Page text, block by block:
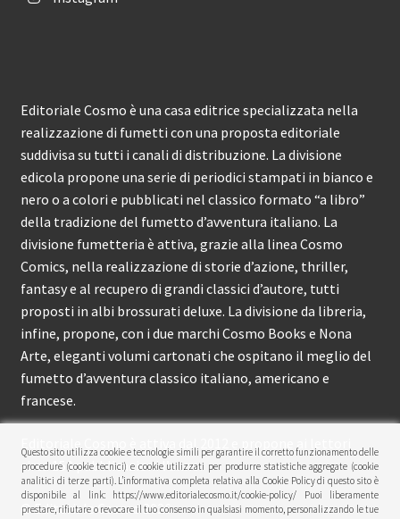
Editoriale Cosmo è una casa editrice specializzata nella
realizzazione di fumetti con una proposta editoriale
suddivisa su tutti i canali di distribuzione. La divisione
edicola propone una serie di periodici stampati in bianco e
nero o a colori e pubblicati nel classico formato “a libro”
della tradizione del fumetto d’avventura italiano. La
divisione fumetteria è attiva, grazie alla linea Cosmo
Comics, nella realizzazione di storie d’azione, thriller,
fantasy e al recupero di grandi classici d’autore, tutti
proposti in albi brossurati deluxe. La divisione da libreria,
infine, propone, con i due marchi Cosmo Books e Nona
Arte, eleganti volumi cartonati che ospitano il meglio del
fumetto d’avventura classico italiano, americano e
francese.
circa 150 pubblicazioni l’anno.
© Editoriale Cosmo 2026
Questo sito utilizza cookie e tecnologie simili per garantire il corretto funzionamento delle
procedure (cookie tecnici) e cookie utilizzati per produrre statistiche aggregate (cookie
analitici di terze parti). L’informativa completa relativa alla Cookie Policy di questo sito è
disponibile al link: https://www.editorialecosmo.it/cookie-policy/ Puoi liberamente
prestare, rifiutare o revocare il tuo consenso in qualsiasi momento, personalizzando le tue